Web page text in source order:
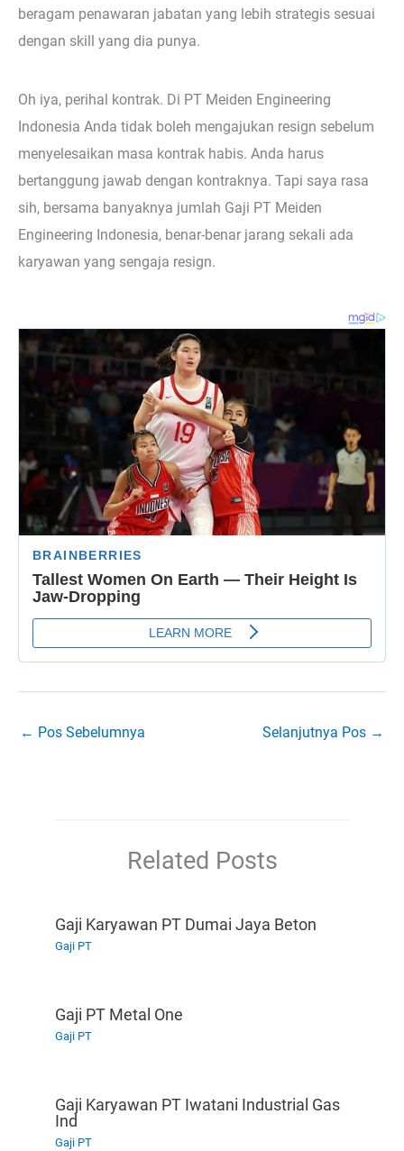
beragam penawaran jabatan yang lebih strategis sesuai
dengan skill yang dia punya.
Oh iya, perihal kontrak. Di PT Meiden Engineering
Indonesia Anda tidak boleh mengajukan resign sebelum
menyelesaikan masa kontrak habis. Anda harus
bertanggung jawab dengan kontraknya. Tapi saya rasa
sih, bersama banyaknya jumlah Gaji PT Meiden
Engineering Indonesia, benar-benar jarang sekali ada
karyawan yang sengaja resign.
← Pos Sebelumnya Selanjutnya Pos →
Related Posts
Gaji Karyawan PT Dumai Jaya Beton
Gaji PT
Gaji PT Metal One
Gaji PT
Gaji Karyawan PT Iwatani Industrial Gas
Ind
Gaji PT